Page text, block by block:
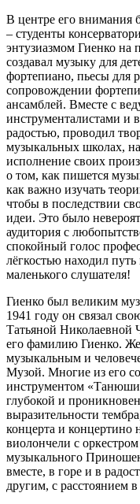
В центре его внимания
– студенты
энтузиазмом Гиенко на
создавал музыку для
фортепиано, пьесы для
сопровождении
ансамблей. Вместе с
инструменталистами и
радостью, проводил
музыкальных школах,
исполнение своих
о том, как пишется
как важно изучать
чтобы в последствии
идеи. Это было
аудитория с
спокойный голос
лёгкостью находил
маленького слушателя!
Гиенко был великим
1941 году он связал
Татьяной Николаевной
его фамилию Гиенко.
музыкальным и
Музой. Многие из его
инструментом
глубокой и
выразительности
концерта и концертино
виолончели с
музыкального
вместе, в горе и в
другим, с расстоянием